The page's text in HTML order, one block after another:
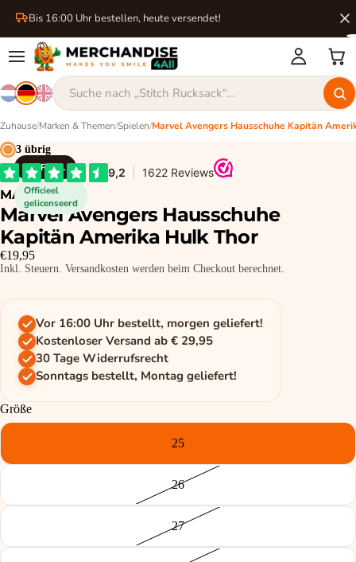
Bis 16:00 Uhr bestellen, heute versendet!
Zuhause/Marken & Themen/Spielen/
MARVEL
Officieel
gelicenseerd
3 übrig
MARVEL
Marvel Avengers Hausschuhe
Kapitän Amerika Hulk Thor
€19,95
Inkl. Steuern. Versandkosten werden beim Checkout berechnet.
Vor 16:00 Uhr bestellt, morgen geliefert!
Kostenloser Versand ab € 29,95
30 Tage Widerrufsrecht
Sonntags bestellt, Montag geliefert!
Größe
25
26
27